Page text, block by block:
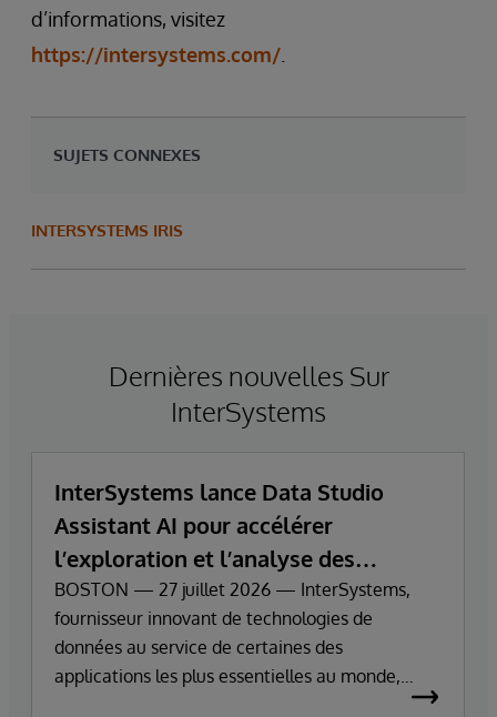
d’informations, visitez
https://intersystems.com/
SUJETS CONNEXES
INTERSYSTEMS IRIS
Dernières nouvelles Sur
InterSystems
InterSystems lance Data Studio
Assistant AI pour accélérer
l’exploration et l’analyse des
données d’entreprise
BOSTON — 27 juillet 2026 — InterSystems,
fournisseur innovant de technologies de
données au service de certaines des
applications les plus essentielles au monde,
annonce aujourd’hui la disponibilité générale